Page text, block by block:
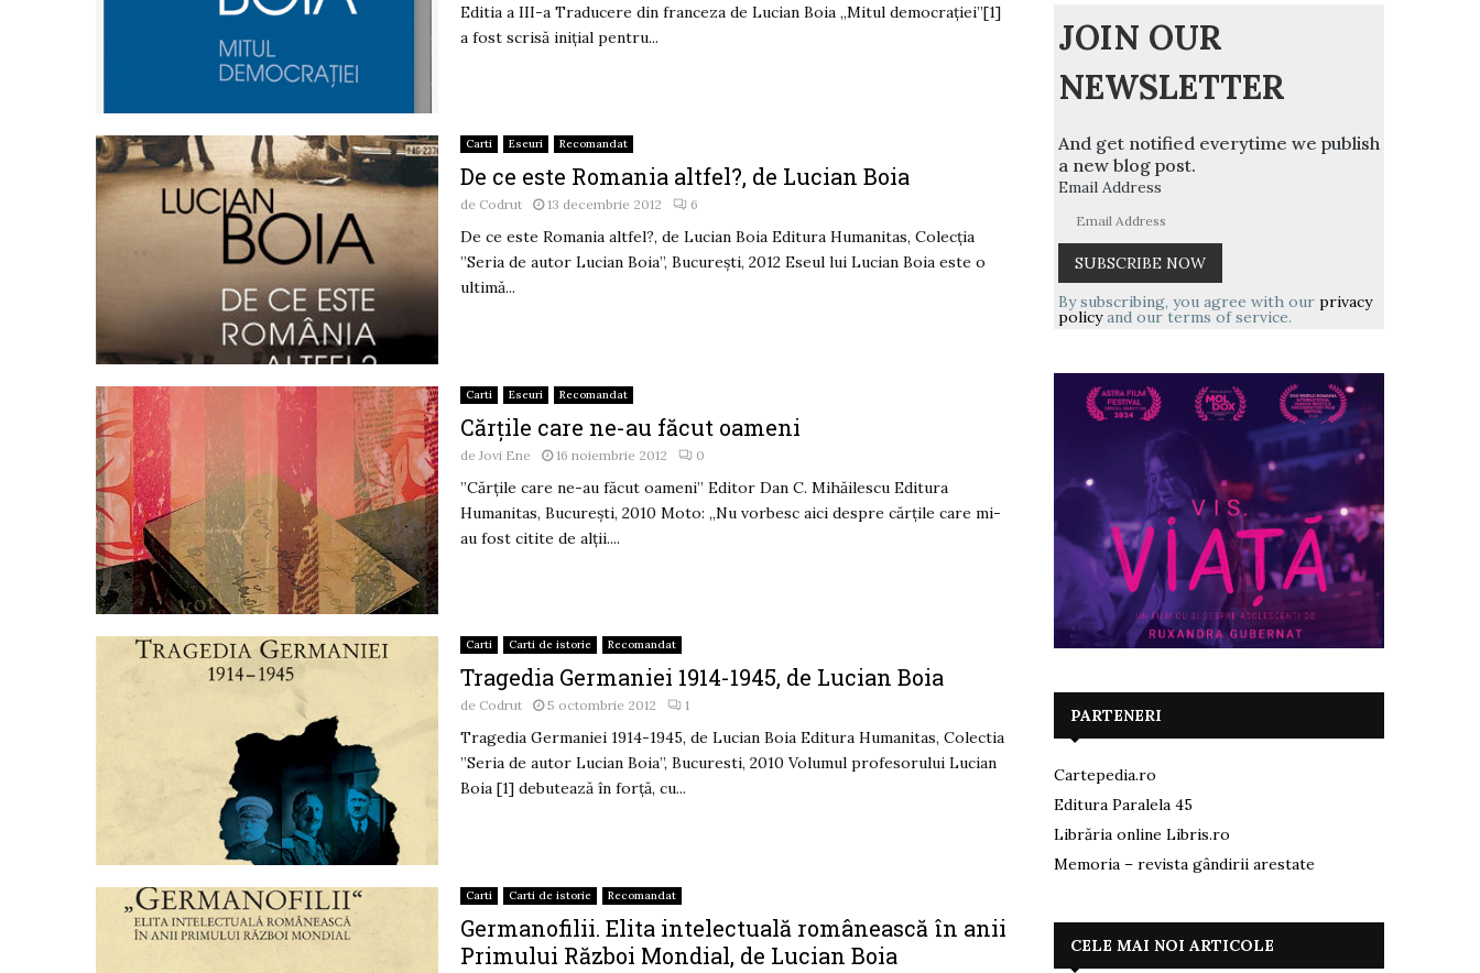
Editia a III-a Traducere din franceza de Lucian Boia „Mitul democraţiei”[1]
a fost scrisă iniţial pentru...
Carti Eseuri Recomandat
De ce este Romania altfel?, de Lucian Boia
de Codrut 13 decembrie 2012 6
De ce este Romania altfel?, de Lucian Boia Editura Humanitas, Colecția
”Seria de autor Lucian Boia”, București, 2012 Eseul lui Lucian Boia este o
ultimă...
Carti Eseuri Recomandat
Cărţile care ne-au făcut oameni
de Jovi Ene 16 noiembrie 2012 0
”Cărţile care ne-au făcut oameni” Editor Dan C. Mihăilescu Editura
Humanitas, Bucureşti, 2010 Moto: „Nu vorbesc aici despre cărţile care mi-
au fost citite de alţii....
Carti Carti de istorie Recomandat
Tragedia Germaniei 1914-1945, de Lucian Boia
de Codrut 5 octombrie 2012 1
Tragedia Germaniei 1914-1945, de Lucian Boia Editura Humanitas, Colectia
”Seria de autor Lucian Boia”, Bucuresti, 2010 Volumul profesorului Lucian
Boia [1] debutează în forţă, cu...
Carti Carti de istorie Recomandat
Germanofilii. Elita intelectuală românească în anii
Primului Război Mondial, de Lucian Boia
JOIN OUR
NEWSLETTER
And get notified everytime we publish
a new blog post.
Email Address
By subscribing, you agree with our privacy
policyand our terms of service.
PARTENERI
Cartepedia.ro
Editura Paralela 45
Librăria online Libris.ro
Memoria – revista gândirii arestate
CELE MAI NOI ARTICOLE